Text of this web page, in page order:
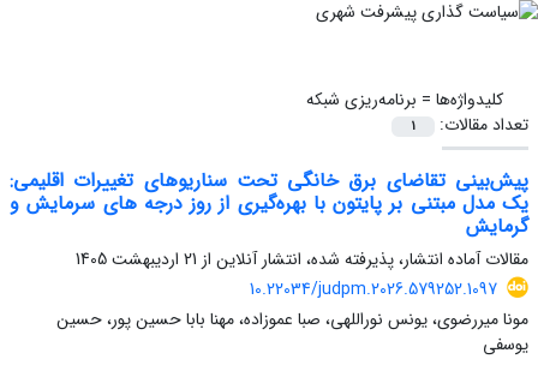
کلیدواژه‌ها = برنامه‌ریزی شبکه
تعداد مقالات:
1
پیش‌بینی تقاضای برق خانگی تحت سناریوهای تغییرات اقلیمی:
یک مدل مبتنی بر پایتون با بهره‌گیری از ‌روز درجه های سرمایش و
گرمایش
مقالات آماده انتشار، پذیرفته شده، انتشار آنلاین از 21 اردیبهشت 1405
10.22034/judpm.2026.579252.1097
مونا میررضوی، یونس نوراللهی، صبا عموزاده، مهنا بابا حسین پور، حسین
یوسفی